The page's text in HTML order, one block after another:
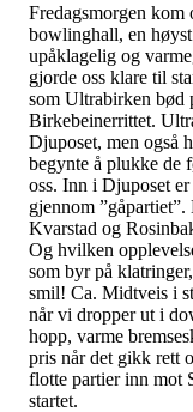
Fredagsmorgen kom
bowlinghall, en
upåklagelig og
gjorde oss klare til
som Ultrabirken bød
Birkebeinerrittet.
Djuposet, men også
begynte å plukke de
oss. Inn i Djuposet
gjennom
Kvarstad og
Og hvilken
som byr på
smil! Ca. Midtveis i
når vi dropper ut i
hopp, varme
pris når det gikk rett
flotte partier inn mot
startet.